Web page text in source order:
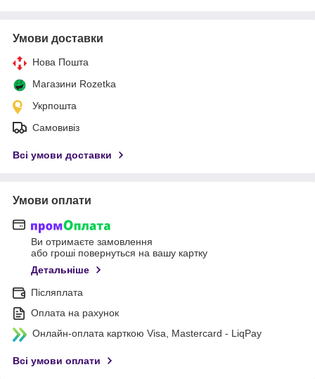
Умови доставки
Нова Пошта
Магазини Rozetka
Укрпошта
Самовивіз
Всі умови доставки
Умови оплати
Ви отримаєте замовлення
або гроші повернуться на вашу картку
Детальніше
Післяплата
Оплата на рахунок
Онлайн-оплата карткою Visa, Mastercard - LiqPay
Всі умови оплати